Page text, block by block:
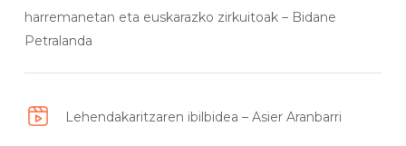
harremanetan eta euskarazko zirkuitoak – Bidane
Petralanda
Lehendakaritzaren ibilbidea – Asier Aranbarri